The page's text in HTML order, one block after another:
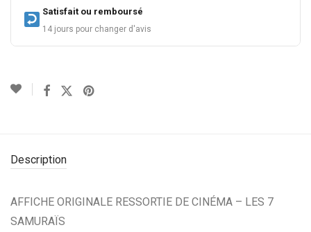
Satisfait ou remboursé
14 jours pour changer d'avis
Description
AFFICHE ORIGINALE RESSORTIE DE CINÉMA – LES 7
SAMURAÏS